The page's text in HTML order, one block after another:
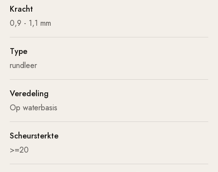
Kracht
0,9 - 1,1 mm
Type
rundleer
Veredeling
Op waterbasis
Scheursterkte
>=20